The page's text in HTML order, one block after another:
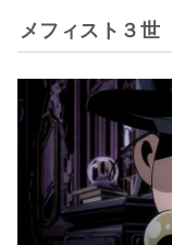
メフィスト３世